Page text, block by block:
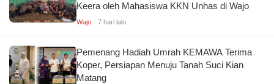
Keera oleh Mahasiswa KKN Unhas di Wajo
Wajo 7 hari lalu
Pemenang Hadiah Umrah KEMAWA Terima
Koper, Persiapan Menuju Tanah Suci Kian
Matang